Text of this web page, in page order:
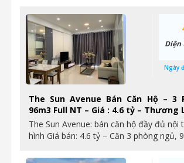
The Sun Avenue Bán Căn Hộ – 3
96m3 Full NT – Giá : 4.6 tỷ – Thương
The Sun Avenue: bán căn hộ đầy đủ nội
hình Giá bán: 4.6 tỷ – Căn 3 phòng ngủ,
Diện
Ngày